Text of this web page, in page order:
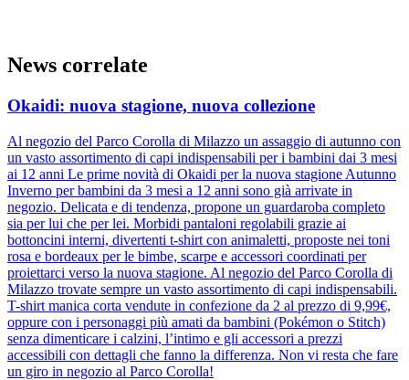
News correlate
Okaidi: nuova stagione, nuova collezione
Al negozio del Parco Corolla di Milazzo un assaggio di autunno con
un vasto assortimento di capi indispensabili per i bambini dai 3 mesi
ai 12 anni Le prime novità di Okaidi per la nuova stagione Autunno
Inverno per bambini da 3 mesi a 12 anni sono già arrivate in
negozio. Delicata e di tendenza, propone un guardaroba completo
sia per lui che per lei. Morbidi pantaloni regolabili grazie ai
bottoncini interni, divertenti t-shirt con animaletti, proposte nei toni
rosa e bordeaux per le bimbe, scarpe e accessori coordinati per
proiettarci verso la nuova stagione. Al negozio del Parco Corolla di
Milazzo trovate sempre un vasto assortimento di capi indispensabili.
T-shirt manica corta vendute in confezione da 2 al prezzo di 9,99€,
oppure con i personaggi più amati da bambini (Pokémon o Stitch)
senza dimenticare i calzini, l’intimo e gli accessori a prezzi
accessibili con dettagli che fanno la differenza. Non vi resta che fare
un giro in negozio al Parco Corolla!